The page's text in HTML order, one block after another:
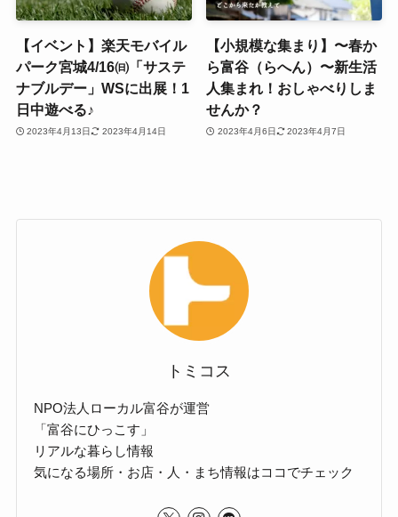
【イベント】楽天モバイル
パーク宮城4/16㈰「サステ
ナブルデー」WSに出展！1
日中遊べる♪
2023年4月13日 2023年4月14日
【小規模な集まり】〜春か
ら富谷（らへん）〜新生活
人集まれ！おしゃべりしま
せんか？
2023年4月6日 2023年4月7日
トミコス
NPO法人ローカル富谷が運営
「富谷にひっこす」
リアルな暮らし情報
気になる場所・お店・人・まち情報はココでチェック